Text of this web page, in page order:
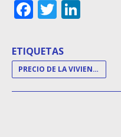
Facebook
Twitter
ETIQUETAS
PRECIO DE LA VIVIENDA